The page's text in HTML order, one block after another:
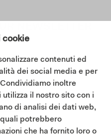
cookie
contenuti ed
dei social media e per
inoltre
utilizza il nostro sito con i
di analisi dei dati web,
potrebbero
che ha fornito loro o
(Read our Privacy Policy